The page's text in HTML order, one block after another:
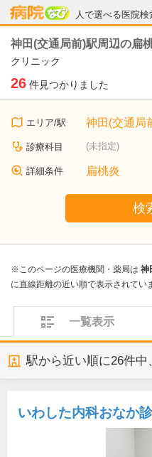
人で選べる医院検
病院なび
神田(交通局前)駅周辺の扁
クリニック
26 件見つかりました
エリア/駅 神田(交通局
診療科目 (未指定)
詳細条件 扁桃炎
検
※このページの医療機関・薬局は 神
に直線距離の近い順で表示されてい
一覧表示
駅から近い順に26件中
いわした内科おなか